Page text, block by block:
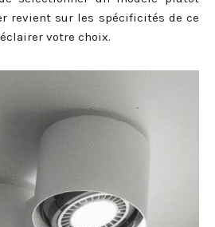
revient sur les spécificités de ce
votre choix.